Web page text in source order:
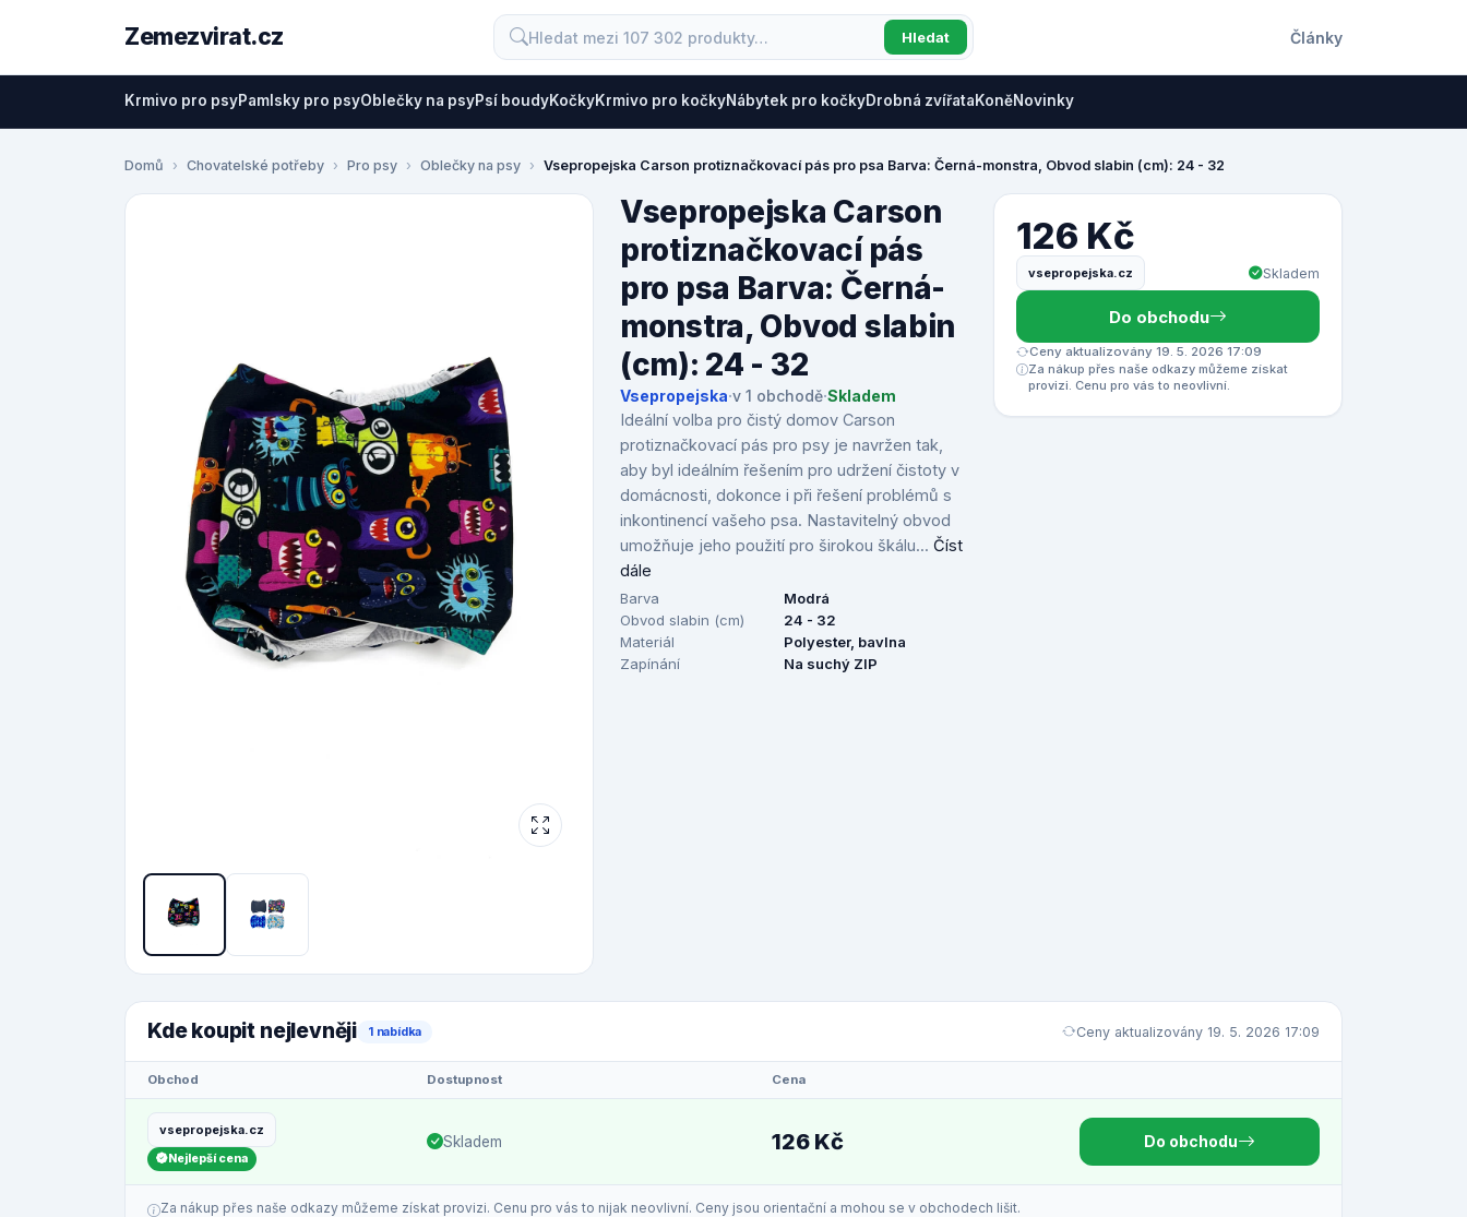
Zemezvirat.cz Hledat Články
Krmivo pro psyPamlsky pro psyOblečky na psyPsí boudyKočkyKrmivo pro kočkyNábytek pro kočkyDrobná zvířataKoněNovinky
Domů Chovatelské potřeby Pro psy Oblečky na psy Vsepropejska Carson protiznačkovací pás pro psa Barva: Černá-monstra, Obvod slabin (cm): 24 - 32
Vsepropejska Carson
protiznačkovací pás
pro psa Barva: Černá-
monstra, Obvod slabin
(cm): 24 - 32
Vsepropejska·v 1 obchodě·Skladem
Ideální volba pro čistý domov Carson
protiznačkovací pás pro psy je navržen tak,
aby byl ideálním řešením pro udržení čistoty v
domácnosti, dokonce i při řešení problémů s
inkontinencí vašeho psa. Nastavitelný obvod
umožňuje jeho použití pro širokou škálu... Číst
dále
Barva
Modrá
Obvod slabin (cm)
24 - 32
Materiál
Polyester, bavlna
Zapínání
Na suchý ZIP
126 Kč
vsepropejska.cz Skladem
Do obchodu
Ceny aktualizovány 19. 5. 2026 17:09
Za nákup přes naše odkazy můžeme získat
provizi. Cenu pro vás to neovlivní.
Kde koupit nejlevněji 1 nabídka Ceny aktualizovány 19. 5. 2026 17:09
Obchod Dostupnost Cena
vsepropejska.cz
Nejlepší cena
Skladem 126 Kč Do obchodu
Za nákup přes naše odkazy můžeme získat provizi. Cenu pro vás to nijak neovlivní. Ceny jsou orientační a mohou se v obchodech lišit.